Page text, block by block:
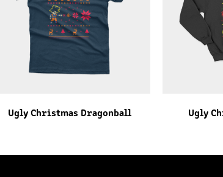
Ugly Christmas Dragonball Ugly